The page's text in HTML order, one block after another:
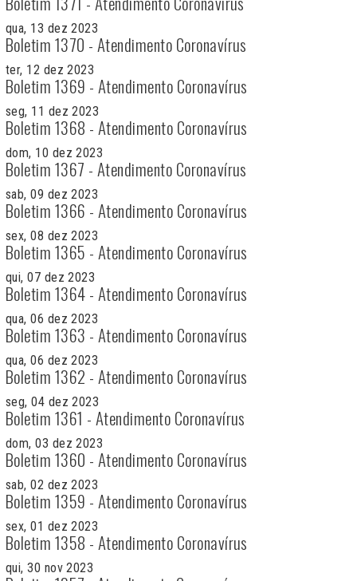
qua, 13 dez 2023
Boletim 1370 - Atendimento Coronavírus
ter, 12 dez 2023
Boletim 1369 - Atendimento Coronavírus
seg, 11 dez 2023
Boletim 1368 - Atendimento Coronavírus
dom, 10 dez 2023
Boletim 1367 - Atendimento Coronavírus
sab, 09 dez 2023
Boletim 1366 - Atendimento Coronavírus
sex, 08 dez 2023
Boletim 1365 - Atendimento Coronavírus
qui, 07 dez 2023
Boletim 1364 - Atendimento Coronavírus
qua, 06 dez 2023
Boletim 1363 - Atendimento Coronavírus
qua, 06 dez 2023
Boletim 1362 - Atendimento Coronavírus
seg, 04 dez 2023
Boletim 1361 - Atendimento Coronavírus
dom, 03 dez 2023
Boletim 1360 - Atendimento Coronavírus
sab, 02 dez 2023
Boletim 1359 - Atendimento Coronavírus
sex, 01 dez 2023
Boletim 1358 - Atendimento Coronavírus
qui, 30 nov 2023